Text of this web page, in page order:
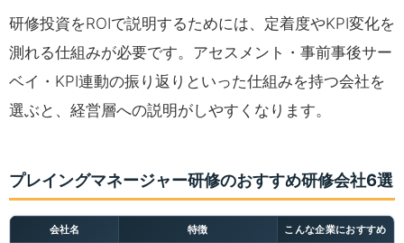
研修投資をROIで説明するためには、定着度やKPI変化を
測れる仕組みが必要です。アセスメント・事前事後サー
ベイ・KPI連動の振り返りといった仕組みを持つ会社を
選ぶと、経営層への説明がしやすくなります。
プレイングマネージャー研修のおすすめ研修会社6選
会社名 特徴 こんな企業におすすめ